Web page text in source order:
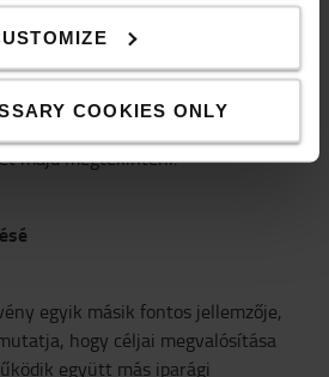
COOKIES ONLY
akár több targoncát is képesek
majd pedig selejtezésük és
alkalmasak például a napenergiával
is. Az energia felhasználásának
majd megtekinteni.
egyik másik fontos jellemzője,
hogy céljai megvalósítása
együtt más iparági